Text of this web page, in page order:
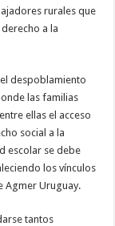
rurales que
a la
despoblamiento
las familias
ellas el acceso
social a la
escolar se debe
los vínculos
Agmer Uruguay.
tantos